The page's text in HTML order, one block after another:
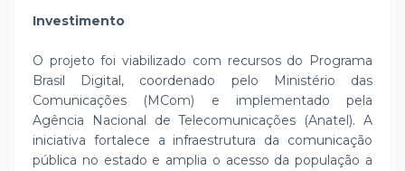
Investimento
O projeto foi viabilizado com recursos do Programa
Brasil Digital, coordenado pelo Ministério das
Comunicações (MCom) e implementado pela
Agência Nacional de Telecomunicações (Anatel). A
iniciativa fortalece a infraestrutura da comunicação
pública no estado e amplia o acesso da população a